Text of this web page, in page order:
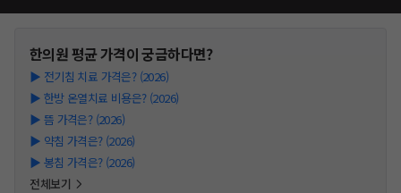
한의원평균 가격이 궁금하다면?
▶ 전기침 치료 가격은? (2026)
▶ 한방 온열치료 비용은? (2026)
▶ 뜸 가격은? (2026)
▶ 약침 가격은? (2026)
▶ 봉침 가격은? (2026)
전체보기